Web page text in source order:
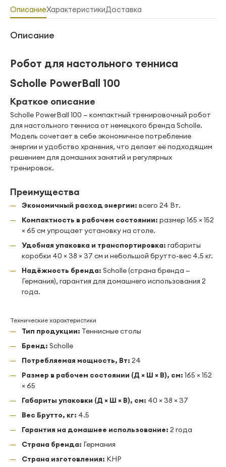
ОписаниеХарактеристикиДоставка
Описание
Робот для настольного тенниса
Scholle PowerBall 100
Краткое описание
Scholle PowerBall 100 — компактный тренировочный робот
для настольного тенниса от немецкого бренда Scholle.
Модель сочетает в себе экономичное потребление
энергии и удобство хранения, что делает её подходящим
решением для домашних занятий и регулярных
тренировок.
Преимущества
Экономичный расход энергии: всего 24 Вт.
Компактность в рабочем состоянии: размер 165 × 152
× 65 см упрощает установку на столе.
Удобная упаковка и транспортировка: габариты
коробки 40 × 38 × 37 см и небольшой брутто-вес 4.5 кг.
Надёжность бренда: Scholle (страна бренда —
Германия), гарантия для домашнего использования 2
года.
Технические характеристики
Тип продукции: Теннисные столы
Бренд: Scholle
Потребляемая мощность, Вт: 24
Размер в рабочем состоянии (Д × Ш × В), см: 165 × 152
× 65
Габариты упаковки (Д × Ш × В), см: 40 × 38 × 37
Вес Брутто, кг: 4.5
Гарантия на домашнее использование: 2 года
Страна бренда: Германия
Страна изготовления: КНР